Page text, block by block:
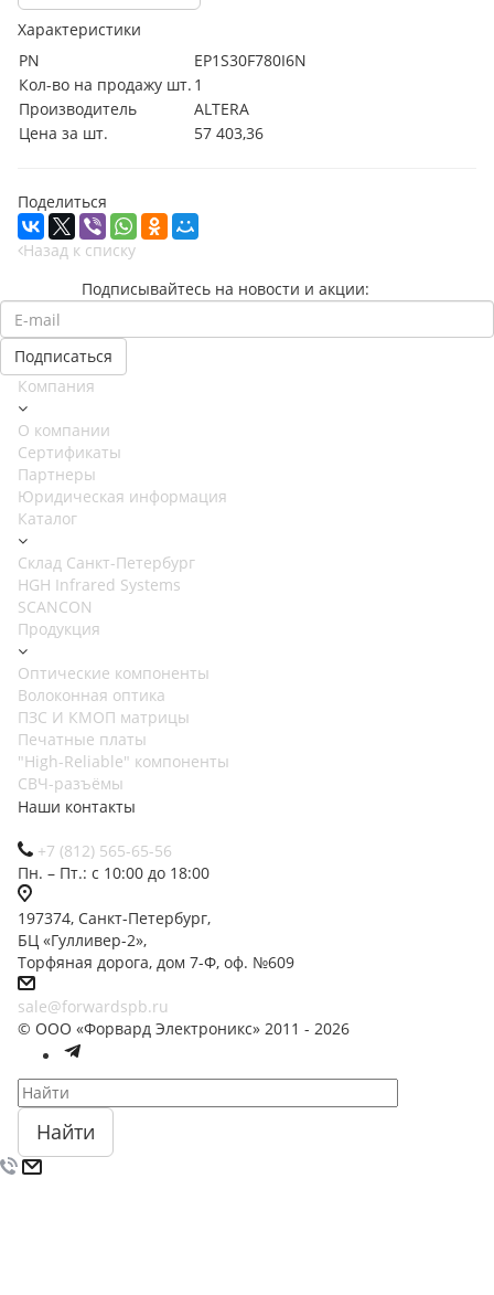
Характеристики
PN
EP1S30F780I6N
Кол-во на продажу шт. 1
Производитель
ALTERA
Цена за шт.
57 403,36
Поделиться
Назад к списку
Подписывайтесь на новости и акции:
Компания
О компании
Сертификаты
Партнеры
Юридическая информация
Каталог
Cклад Санкт-Петербург
HGH Infrared Systems
SCANCON
Продукция
Оптические компоненты
Волоконная оптика
ПЗС И КМОП матрицы
Печатные платы
"High-Reliable" компоненты
СВЧ-разъёмы
Наши контакты
+7 (812) 565-65-56
Пн. – Пт.: с 10:00 до 18:00
197374, Санкт-Петербург,
БЦ «Гулливер-2»,
Торфяная дорога, дом 7-Ф, оф. №609
sale@forwardspb.ru
© ООО «Форвард Электроникс» 2011 - 2026
Найти